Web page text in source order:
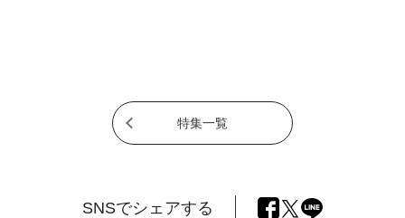
特集一覧
SNSでシェアする